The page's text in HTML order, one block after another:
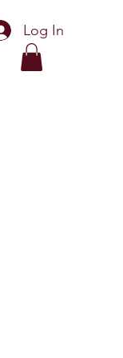
Log In